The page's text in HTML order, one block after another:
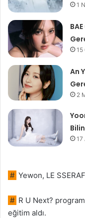
1
15
An
2
17
# Yewon, LE
# R U Next?
eğitim aldı.